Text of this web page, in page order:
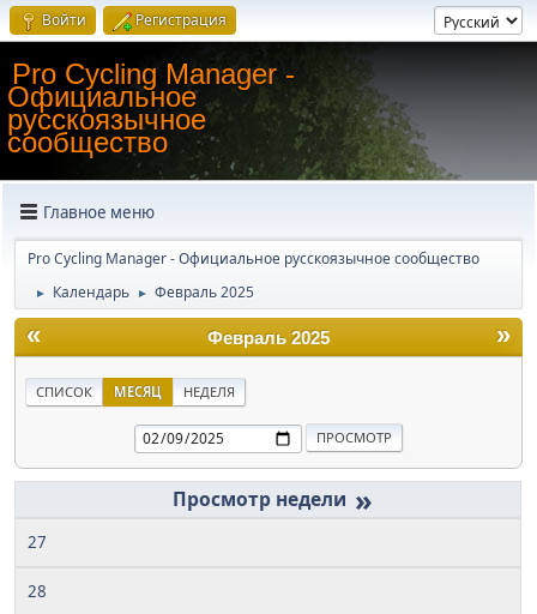
Войти Регистрация
Pro Cycling Manager -
Официальное
русскоязычное
сообщество
Главное меню
Pro Cycling Manager - Официальное русскоязычное сообщество
► Календарь ► Февраль 2025
« »
Февраль 2025
СПИСОК МЕСЯЦ НЕДЕЛЯ
»
27
28